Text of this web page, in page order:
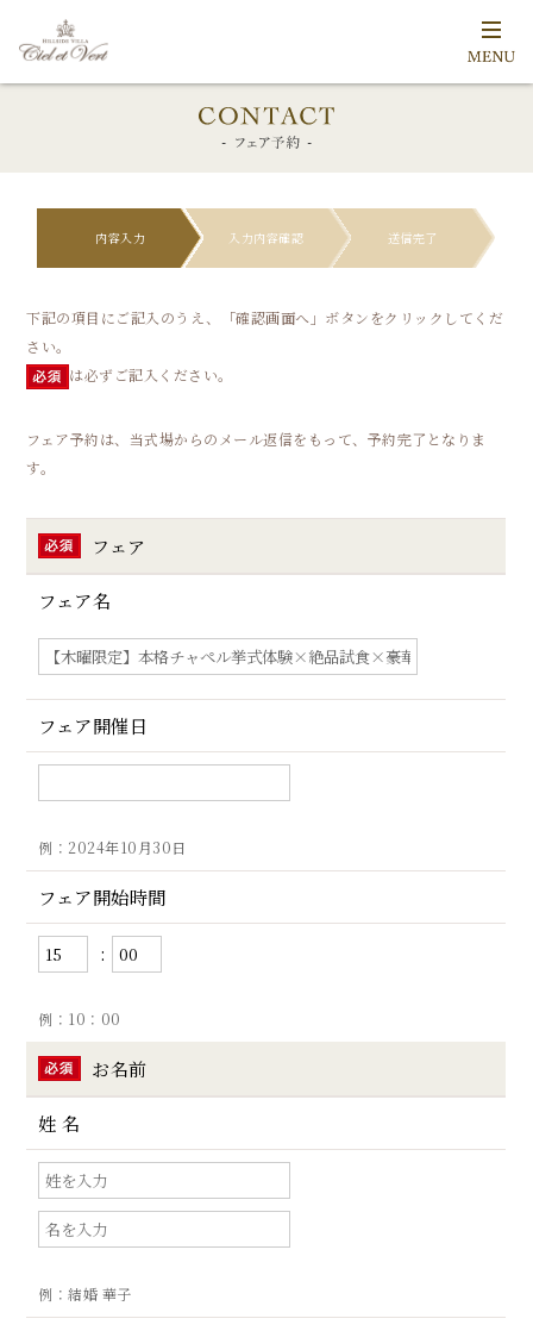
内容入力 入力内容確認 送信完了
下記の項目にご記入のうえ、「確認画面へ」ボタンをクリックしてくだ
さい。
は必ずご記入ください。
フェア予約は、当式場からのメール返信をもって、予約完了となりま
す。
フェア
フェア名
フェア開催日
例：2024年10月30日
フェア開始時間
:
例：10：00
お名前
姓 名
例：結婚 華子